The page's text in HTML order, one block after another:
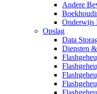
Andere
Onderwijs
Opslag
Data
Diensten